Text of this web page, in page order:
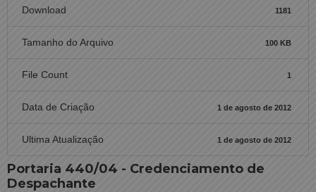
Download 1181
Tamanho do Arquivo 100 KB
File Count 1
Data de Criação 1 de agosto de 2012
Ultima Atualização 1 de agosto de 2012
Portaria 440/04 - Credenciamento de
Despachante